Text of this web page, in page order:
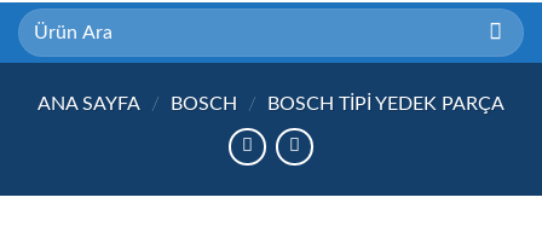
Ara:
ANA SAYFA / BOSCH / BOSCH TIPI YEDEK PARÇA